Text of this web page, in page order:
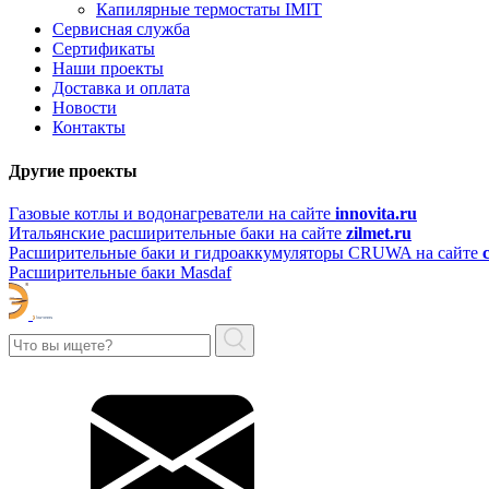
Капилярные термостаты IMIT
Сервисная служба
Сертификаты
Наши проекты
Доставка и оплата
Новости
Контакты
Другие проекты
Газовые котлы и водонагреватели на сайте innovita.ru
Итальянские расширительные баки на сайте zilmet.ru
Расширительные баки и гидроаккумуляторы CRUWA на сайте
Расширительные баки Masdaf